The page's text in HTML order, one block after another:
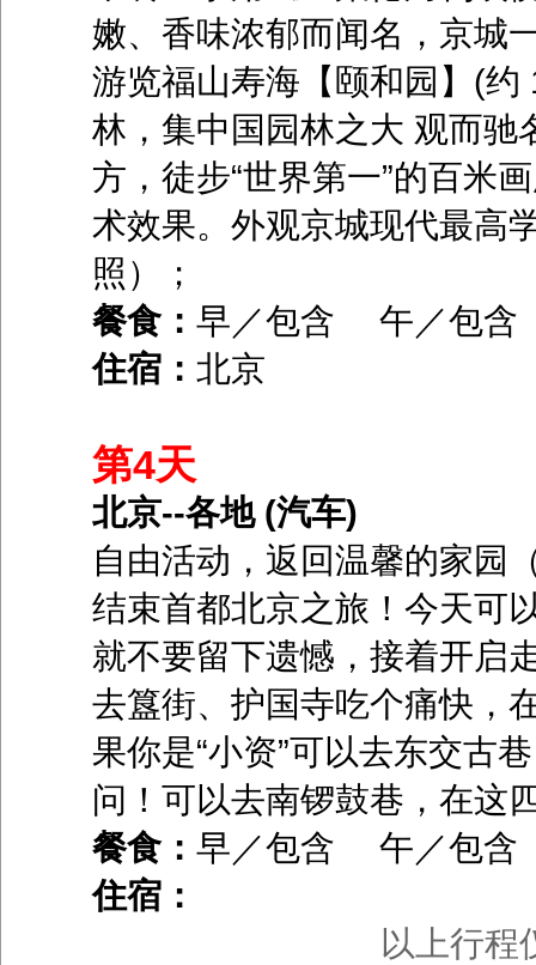
嫩、香味浓郁而闻名，京城
游览福山寿海【颐和园】(
林，集中国园林之大 观而驰
方，徒步“世界第一”的百米
术效果。外观京城现代最高
照）；
餐食： 早／包含 午／包
住宿： 北京
第4天
北京--各地 (汽车)
自由活动，返回温馨的家园
结束首都北京之旅！今天可
就不要留下遗憾，接着开启
去簋街、护国寺吃个痛快，
果你是“小资”可以去东交古
问！可以去南锣鼓巷，在这
餐食： 早／包含 午／包
住宿：
以上行程